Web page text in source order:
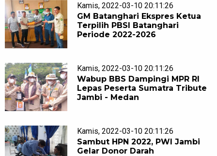
Kamis, 2022-03-10 20:11:26
GM Batanghari Ekspres Ketua
Terpilih PBSI Batanghari
Periode 2022-2026
Kamis, 2022-03-10 20:11:26
Wabup BBS Dampingi MPR RI
Lepas Peserta Sumatra Tribute
Jambi - Medan
Kamis, 2022-03-10 20:11:26
Sambut HPN 2022, PWI Jambi
Gelar Donor Darah